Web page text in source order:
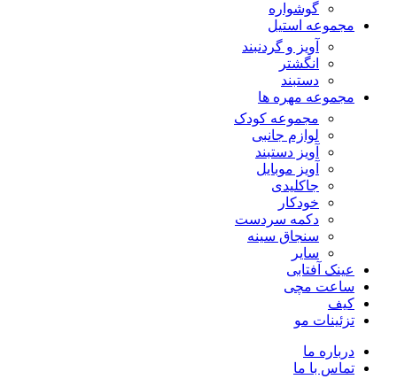
گوشواره
مجموعه استیل
آویز و گردنبند
انگشتر
دستبند
مجموعه مهره ها
مجموعه کودک
لوازم جانبی
آویز دستبند
آویز موبایل
جاکلیدی
خودکار
دکمه سردست
سنجاق سینه
سایر
عینک آفتابی
ساعت مچی
کیف
تزئینات مو
درباره ما
تماس با ما